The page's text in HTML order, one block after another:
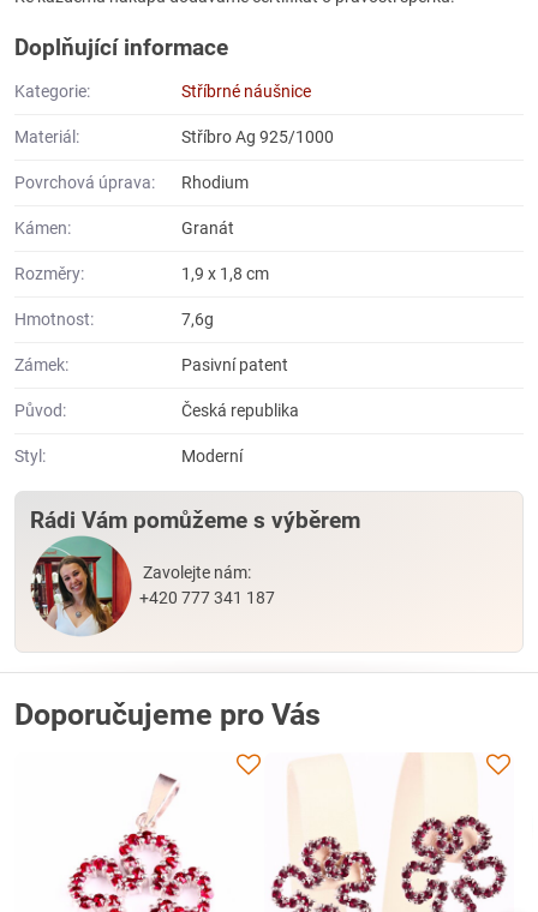
Doplňující informace
Kategorie: Stříbrné náušnice
Materiál: Stříbro Ag 925/1000
Povrchová úprava: Rhodium
Kámen: Granát
Rozměry: 1,9 x 1,8 cm
Hmotnost: 7,6g
Zámek: Pasivní patent
Původ: Česká republika
Styl: Moderní
Rádi Vám pomůžeme s výběrem
Zavolejte nám:
+420 777 341 187
Doporučujeme pro Vás